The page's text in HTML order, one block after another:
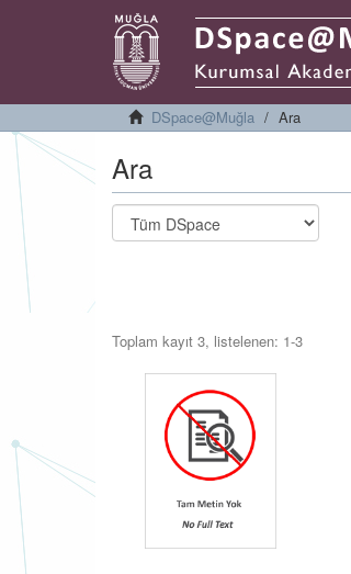
DSpace@Muğla Ara
Ara
Toplam kayıt 3, listelenen: 1-3